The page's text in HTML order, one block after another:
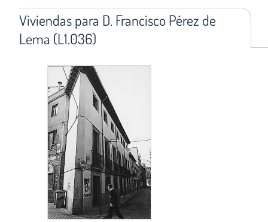
Viviendas para D. Francisco Pérez de
Lema (L1.036)